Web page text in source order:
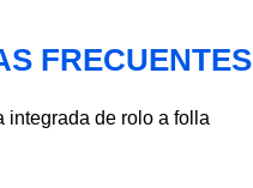
FRECUENTES
integrada de rolo a folla